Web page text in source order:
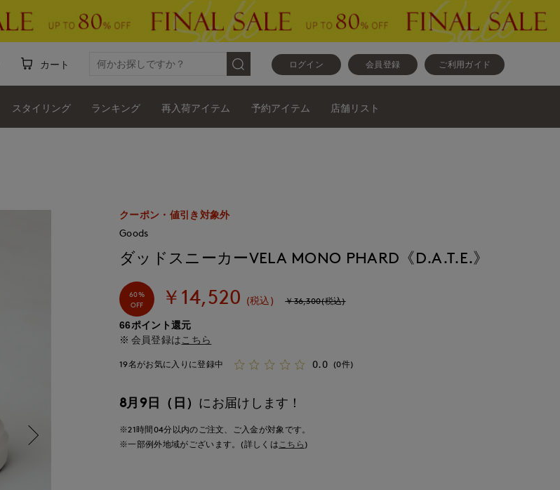
ログイン 会員登録 ご利用ガイド
カート
スタイリング ランキング 再入荷アイテム 予約アイテム 店舗リスト
クーポン・値引き対象外
Goods
ダッドスニーカーVELA MONO PHARD《D.A.T.E.》
60%
OFF
￥14,520 (税込) ￥36,300(税込)
66ポイント還元
会員登録はこちら
19名がお気に入りに登録中 0.0 (0件)
8月9日（日） にお届けします！
※21時間04分以内のご注文、ご入金が対象です。
※一部例外地域がございます。(詳しくは こちら )